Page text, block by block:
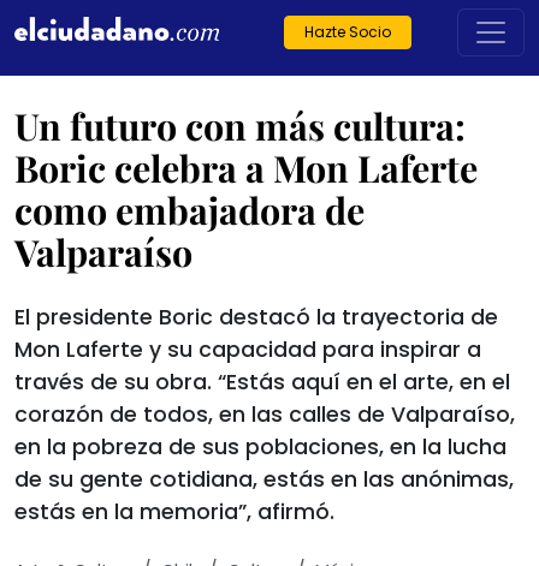
Hazte Socio
Un futuro con más cultura:
Boric celebra a Mon Laferte
como embajadora de
Valparaíso
El presidente Boric destacó la trayectoria de
Mon Laferte y su capacidad para inspirar a
través de su obra. “Estás aquí en el arte, en el
corazón de todos, en las calles de Valparaíso,
en la pobreza de sus poblaciones, en la lucha
de su gente cotidiana, estás en las anónimas,
estás en la memoria”, afirmó.